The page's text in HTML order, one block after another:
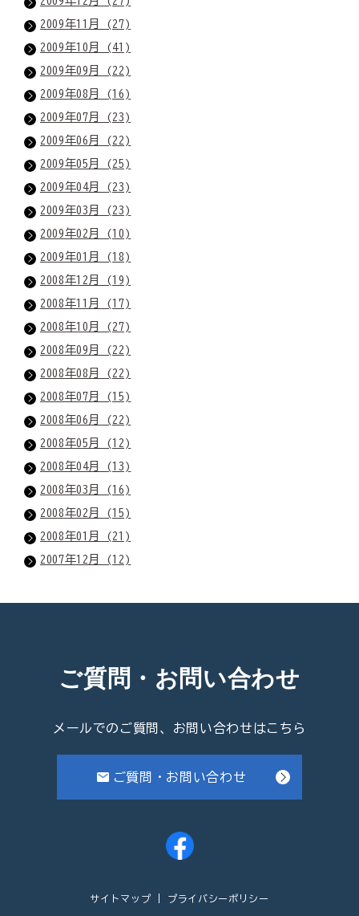
2009年11月 (27)
2009年10月 (41)
2009年09月 (22)
2009年08月 (16)
2009年07月 (23)
2009年06月 (22)
2009年05月 (25)
2009年04月 (23)
2009年03月 (23)
2009年02月 (10)
2009年01月 (18)
2008年12月 (19)
2008年11月 (17)
2008年10月 (27)
2008年09月 (22)
2008年08月 (22)
2008年07月 (15)
2008年06月 (22)
2008年05月 (12)
2008年04月 (13)
2008年03月 (16)
2008年02月 (15)
2008年01月 (21)
2007年12月 (12)
ご質問・お問い合わせ
メールでのご質問、お問い合わせはこちら
ご質問・お問い合わせ
サイトマップ プライバシーポリシー